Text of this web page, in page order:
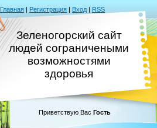
Главная | Регистрация | Вход | RSS
Зеленогорский сайт
людей сограничеными
возможностями
здоровья
Приветствую Вас Гость